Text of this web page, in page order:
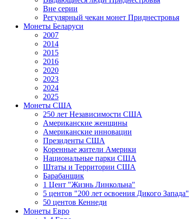
Вне серии
Регулярный чекан монет Приднестровья
Монеты Беларуси
2007
2014
2015
2016
2020
2023
2024
2025
Монеты США
250 лет Независимости США
Американские женщины
Американские инновации
Президенты США
Коренные жители Америки
Национальные парки США
Штаты и Территории США
Барабанщик
1 Цент "Жизнь Линкольна"
5 центов "200 лет освоения Дикого Запада"
50 центов Кеннеди
Монеты Евро